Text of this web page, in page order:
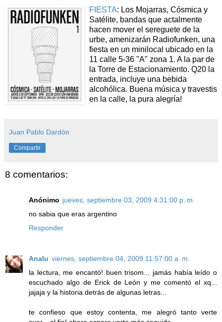
FIESTA: Los Mojarras, Cósmica y
Satélite, bandas que actalmente
hacen mover el sereguete de la
urbe, amenizarán Radiofunken, una
fiesta en un minilocal ubicado en la
11 calle 5-36 "A" zona 1. A la par de
la Torre de Estacionamiento. Q20 la
entrada, incluye una bebida
alcohólica. Buena música y travestis
en la calle, la pura alegría!
Juan Pablo Dardón
Compartir
8 comentarios:
Anónimo jueves, septiembre 03, 2009 4:31:00 p. m.
no sabia que eras argentino
Responder
Analu viernes, septiembre 04, 2009 11:57:00 a. m.
la lectura, me encantó! buen trisom... jamás había leído o
escuchado algo de Erick de León y me comentó el xq...
jajaja y la historia detrás de algunas letras...
te confieso que estoy contenta, me alegró tanto verte